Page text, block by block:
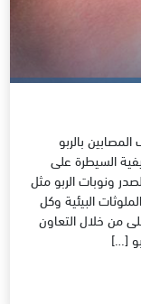
بالربو
السيطرة على
ونوبات الربو مثل
البيئية وكل
من خلال التعاون
[…]